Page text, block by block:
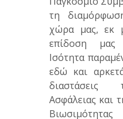
τη
χώρα μας, εκ
επίδοση μας
Ισότητα
εδώ και
διαστάσεις
Ασφάλειας και